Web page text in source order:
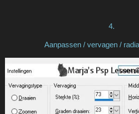
4.
Aanpassen / vervagen /